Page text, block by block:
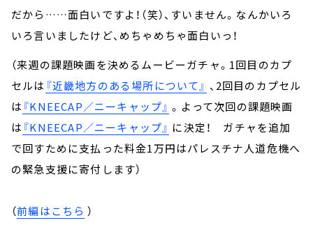
だから……面白いですよ！（笑）、すいません。なんかいろ
いろ言いましたけど、めちゃめちゃ面白いっ！
（来週の課題映画を決めるムービーガチャ。1回目のカプ
セルは 『近畿地方のある場所について』 、2回目のカプセル
は 『KNEECAP／ニーキャップ』 。よって次回の課題映画
は 『KNEECAP／ニーキャップ』 に決定！ ガチャを追加
で回すために支払った料金1万円はパレスチナ人道危機へ
の緊急支援に寄付します）
（前編はこちら ）